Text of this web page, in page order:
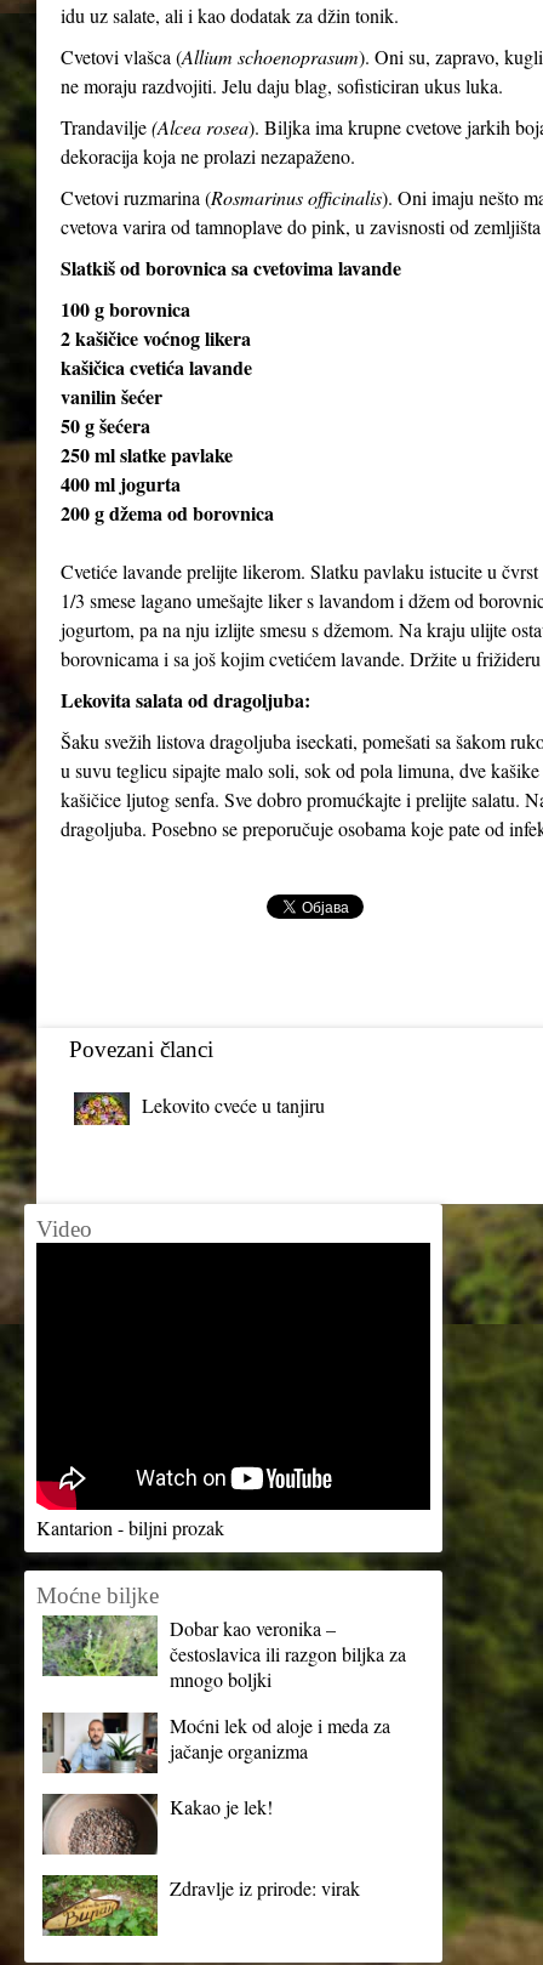
idu uz salate, ali i kao dodatak za džin tonik.
Cvetovi vlašca (Allium schoenoprasum). Oni su, zapravo,
ne moraju razdvojiti. Jelu daju blag, sofisticiran ukus luka.
Trandavilje(Alcea rosea). Biljka ima krupne cvetove jarkih
dekoracija koja ne prolazi nezapaženo.
Cvetovi ruzmarina (Rosmarinus officinalis). Oni imaju nešto
cvetova varira od tamnoplave do pink, u zavisnosti od
Slatkiš od borovnica sa cvetovima lavande
100 g borovnica
2 kašičice voćnog likera
kašičica cvetića lavande
vanilin šećer
50 g šećera
250 ml slatke pavlake
400 ml jogurta
200 g džema od borovnica
Cvetiće lavande prelijte likerom. Slatku pavlaku istucite u
1/3 smese lagano umešajte liker s lavandom i džem od
jogurtom, pa na nju izlijte smesu s džemom. Na kraju ulijte
borovnicama i sa još kojim cvetićem lavande. Držite u
Lekovita salata od dragoljuba:
Šaku svežih listova dragoljuba iseckati, pomešati sa šakom
u suvu teglicu sipajte malo soli, sok od pola limuna, dve
kašičice ljutog senfa. Sve dobro promućkajte i prelijte salatu.
dragoljuba. Posebno se preporučuje osobama koje pate od
Povezani članci
Lekovito cveće u tanjiru
Video
Kantarion - biljni prozak
Moćne biljke
Dobar kao veronika –
čestoslavica ili razgon biljka za
mnogo boljki
Moćni lek od aloje i meda za
jačanje organizma
Kakao je lek!
Zdravlje iz prirode: virak